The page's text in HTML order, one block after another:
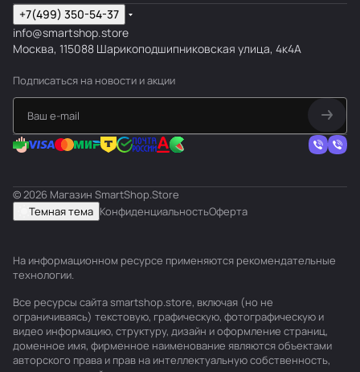
+7(499) 350-54-37
info@smartshop.store
Москва, 115088 Шарикоподшипниковская улица, 4к4А
Подписаться на новости и акции
© 2026 Магазин SmartShop.Store
Темная тема КонфиденциальностьОферта
На информационном ресурсе применяются рекомендательные
технологии.
Все ресурсы сайта smartshop.store, включая (но не
ограничиваясь) текстовую, графическую, фотографическую и
видео информацию, структуру, дизайн и оформление страниц,
доменное имя, фирменное наименование являются объектами
авторского права и прав на интеллектуальную собственность,